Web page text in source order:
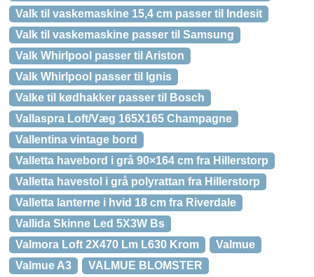
Valk til vaskemaskine 15,4 cm passer til Indesit
Valk til vaskemaskine passer til Samsung
Valk Whirlpool passer til Ariston
Valk Whirlpool passer til Ignis
Valke til kødhakker passer til Bosch
Vallaspra Loft/Væg 165X165 Champagne
Vallentina vintage bord
Valletta havebord i grå 90×164 cm fra Hillerstorp
Valletta havestol i grå polyrattan fra Hillerstorp
Valletta lanterne i hvid 18 cm fra Riverdale
Vallida Skinne Led 5X3W Bs
Valmora Loft 2X470 Lm L630 Krom
Valmue
Valmue A3
VALMUE BLOMSTER